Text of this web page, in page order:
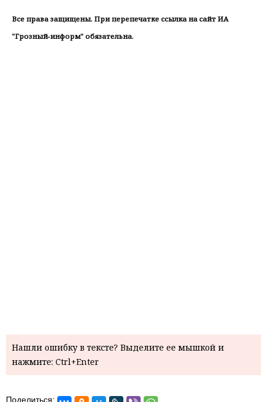
Все права защищены. При перепечатке ссылка на сайт ИА
"Грозный-информ" обязательна.
Нашли ошибку в тексте? Выделите ее мышкой и
нажмите: Ctrl+Enter
Поделиться: